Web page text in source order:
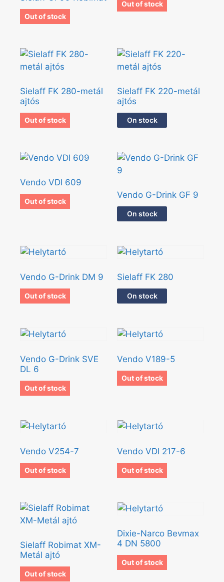
Out of stock
Out of stock
Sielaff FK 280-metál
ajtós
Out of stock
Sielaff FK 220-metál
ajtós
On stock
Vendo VDI 609
Out of stock
Vendo G-Drink GF 9
On stock
Vendo G-Drink DM 9
Out of stock
Sielaff FK 280
On stock
Vendo G-Drink SVE
DL 6
Out of stock
Vendo V189-5
Out of stock
Vendo V254-7
Out of stock
Vendo VDI 217-6
Out of stock
Sielaff Robimat XM-
Metál ajtó
Out of stock
Dixie-Narco Bevmax
4 DN 5800
Out of stock